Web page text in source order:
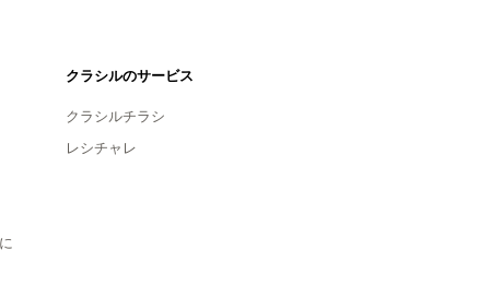
クラシルのサービス
クラシルチラシ
レシチャレ